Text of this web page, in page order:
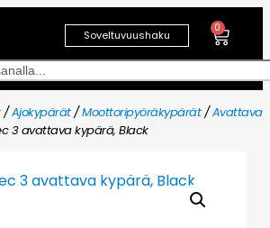
Soveltuvuushaku
0
/Ajokypärät/Moottoripyöräkypärät/Avattavat
3 avattava kypärä, Black